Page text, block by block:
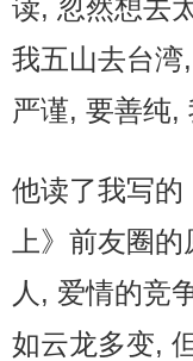
读, 忽然想去
我五山去台
严谨, 要善纯,
他读了我写的
上》前友圈
人, 爱情的竞
如云龙多变,